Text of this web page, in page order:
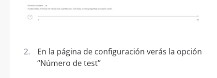
En la página de configuración verás la opción
“Número de test”